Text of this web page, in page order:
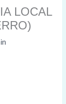
LOCAL